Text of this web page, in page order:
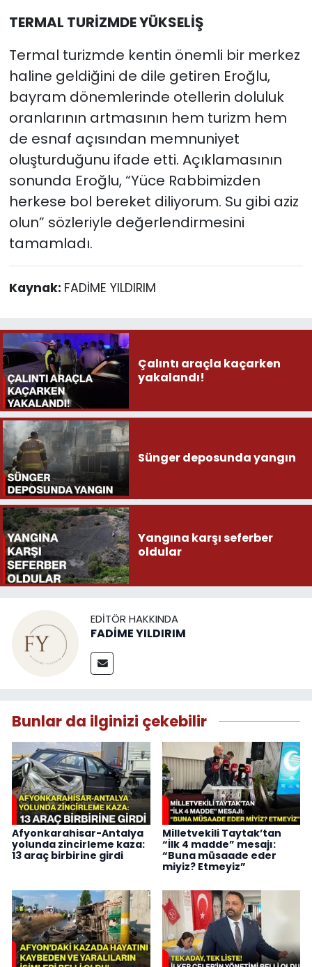
TERMAL TURİZMDE YÜKSELİŞ
Termal turizmde kentin önemli bir merkez
haline geldiğini de dile getiren Eroğlu,
bayram dönemlerinde otellerin doluluk
oranlarının artmasının hem turizm hem
de esnaf açısından memnuniyet
oluşturduğunu ifade etti. Açıklamasının
sonunda Eroğlu, “Yüce Rabbimizden
herkese bol bereket diliyorum. Su gibi aziz
olun” sözleriyle değerlendirmesini
tamamladı.
Kaynak: FADİME YILDIRIM
Çalıntı araçla kaçarken
yakalandı!
Sünger deposunda yangın
Yangına karşı seferber
oldular
EDITÖR HAKKINDA
FADİME YILDIRIM
Bunlar da ilginizi çekebilir
Afyonkarahisar-Antalya
yolunda zincirleme kaza:
13 araç birbirine girdi
Milletvekili Taytak’tan
“İlk 4 madde” mesajı:
“Buna müsaade eder
miyiz? Etmeyiz”